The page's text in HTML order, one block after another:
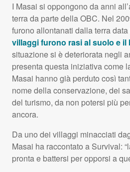
I Masai si oppongono da anni
terra da parte dellaOBC. Nel
furono allontanati dalla terra
villaggi furono rasi al suolo e il
situazione si è deteriorata negli
presenta questa iniziativa come
Masai hanno già perduto così
nome della conservazione, dei
del turismo, da non potersi più
ancora.
Da uno dei villaggi minacciati
Masai ha raccontato a Survival:
pronta e battersi per opporsi a